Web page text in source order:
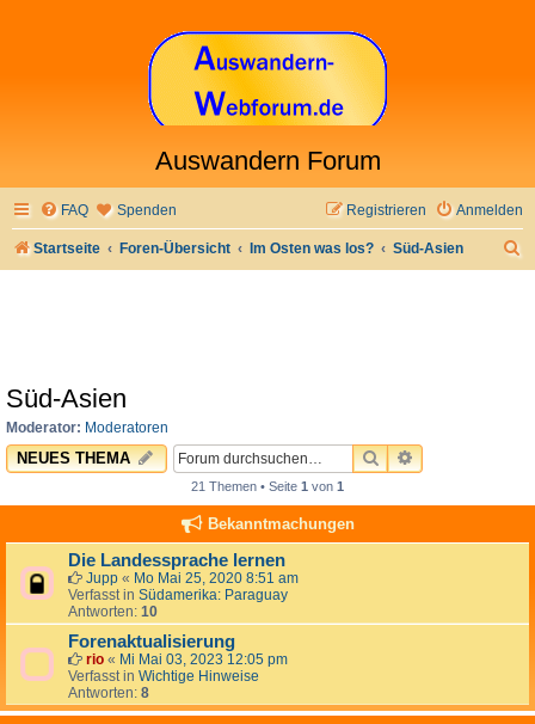
Auswandern Forum
FAQ Spenden Anmelden
Registrieren
Startseite Foren-Übersicht Im Osten was los? Süd-Asien
Süd-Asien
Moderator: Moderatoren
NEUES THEMA SUCHEERWEITERTE
21 Themen • Seite 1 von 1
Bekanntmachungen
Die Landessprache lernen
Jupp « Mo Mai 25, 2020 8:51 am
Verfasst in Südamerika: Paraguay
Antworten: 10
Forenaktualisierung
rio « Mi Mai 03, 2023 12:05 pm
Verfasst in Wichtige Hinweise
Antworten: 8